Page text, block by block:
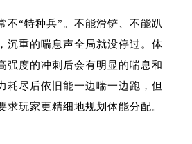
不“特种兵”。不能滑铲、不能趴
沉重的喘息声全局就没停过。体
强度的冲刺后会有明显的喘息和
耗尽后依旧能一边喘一边跑，但
求玩家更精细地规划体能分配。